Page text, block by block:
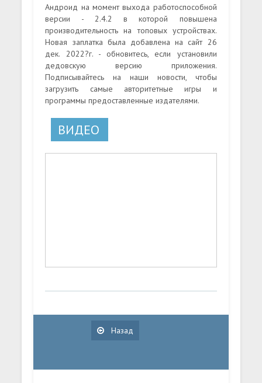
Андроид на момент выхода работоспособной
версии - 2.4.2 в которой повышена
производительность на топовых устройствах.
Новая заплатка была добавлена на сайт 26
дек. 2022?г. - обновитесь, если установили
дедовскую версию приложения.
Подписывайтесь на наши новости, чтобы
загрузить самые авторитетные игры и
программы предоставленные издателями.
ВИДЕО
Назад